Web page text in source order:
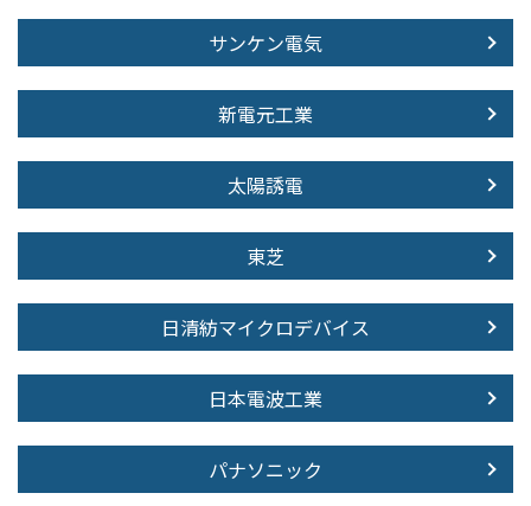
サンケン電気
新電元工業
太陽誘電
東芝
日清紡マイクロデバイス
日本電波工業
パナソニック